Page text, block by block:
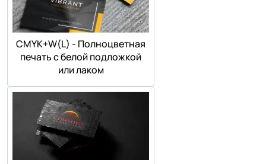
СMYK+W(L) - Полноцветная
печать с белой подложкой
или лаком